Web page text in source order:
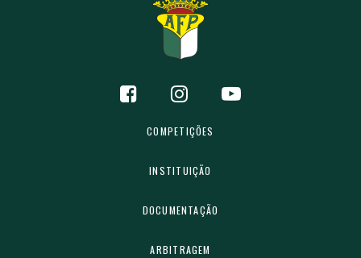
COMPETIÇÕES
INSTITUIÇÃO
DOCUMENTAÇÃO
ARBITRAGEM